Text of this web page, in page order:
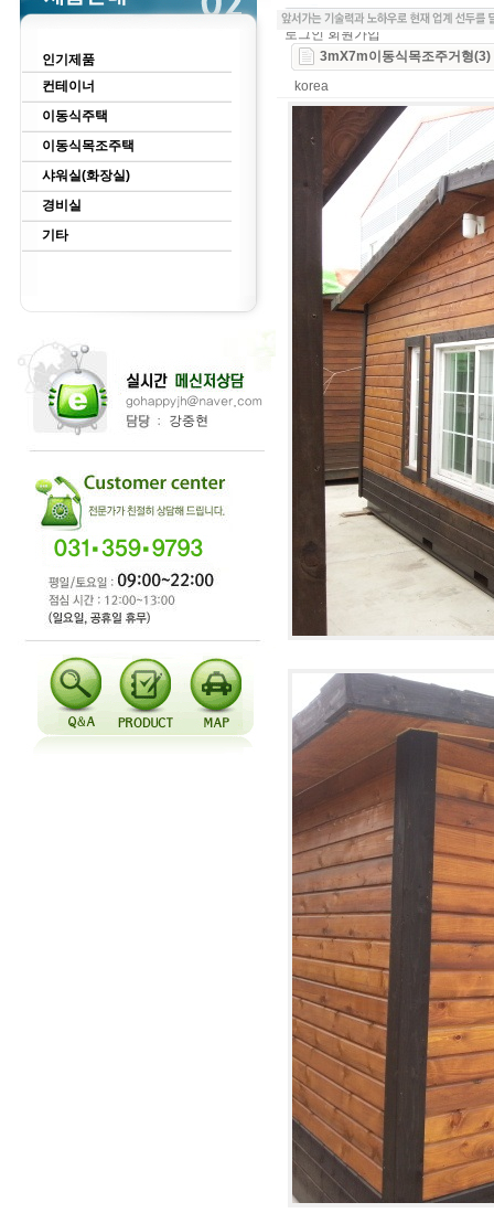
인기제품
컨테이너
이동식주택
이동식목조주택
샤워실(화장실)
경비실
기타
로그인 회원가입
3mX7m이동식목조주거형(3)
korea